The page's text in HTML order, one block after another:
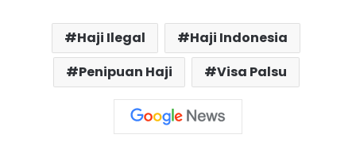
Haji Ilegal
Haji Indonesia
Penipuan Haji
Visa Palsu